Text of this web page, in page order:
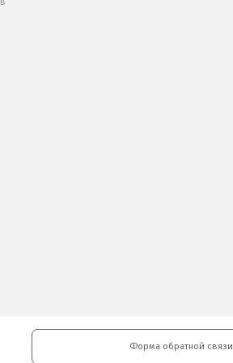
Форма обратной связи